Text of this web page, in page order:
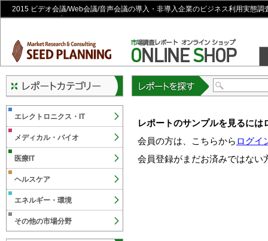
2015 ビデオ会議/Web会議/音声会議の導入・非導入企業のビジネス利用実態調
ラインショップ
レポートのサンプルを見るには
会員の方は、こちらから ログイ
会員登録がまだお済みではない
エレクトロニクス・IT
メディカル・バイオ
医療IT
ヘルスケア
エネルギー・環境
その他の市場分野